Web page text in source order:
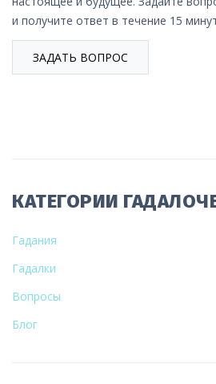
и получите ответ в течение 15
ЗАДАТЬ ВОПРОС
КАТЕГОРИИ
Гадания
Гадалки
Вопросы
Блог